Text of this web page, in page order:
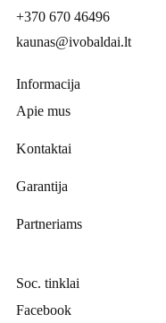
+370 670 46496
kaunas@ivobaldai.lt
Informacija
Apie mus
Kontaktai
Garantija
Partneriams
Soc. tinklai
Facebook